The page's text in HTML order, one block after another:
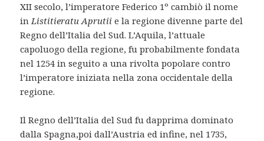
XII secolo, l’imperatore Federico 1º cambiò il nome
inListitieratu Aprutii e la regione divenne parte del
Regno dell’Italia del Sud. L’Aquila, l’attuale
capoluogo della regione, fu probabilmente fondata
nel 1254 in seguito a una rivolta popolare contro
l’imperatore iniziata nella zona occidentale della
regione.
Il Regno dell’Italia del Sud fu dapprima dominato
dalla Spagna,poi dall’Austria ed infine, nel 1735,